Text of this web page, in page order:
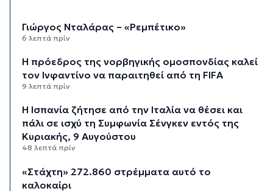
Γιώργος Νταλάρας – «Ρεμπέτικο»
6 λεπτά πρίν
Η πρόεδρος της νορβηγικής ομοσπονδίας καλεί
τον Ινφαντίνο να παραιτηθεί από τη FIFA
9 λεπτά πρίν
H Ισπανία ζήτησε από την Ιταλία να θέσει και
πάλι σε ισχύ τη Συμφωνία Σένγκεν εντός της
Κυριακής, 9 Αυγούστου
48 λεπτά πρίν
«Στάχτη» 272.860 στρέμματα αυτό το
καλοκαίρι